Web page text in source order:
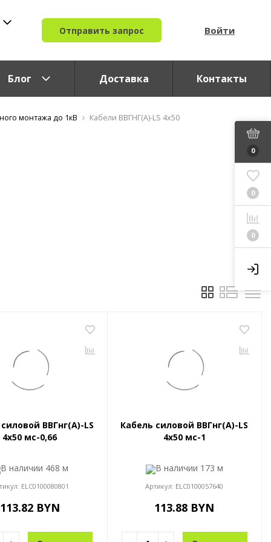
Отправить запрос Войти
Блог Доставка Контакты
0
0
0
монтажа до 1кВ Кабели ВВГНГ(A)-LS 4x50
ВВГнг(A)-LS
4x50 мс-0,66
В наличии 468 м
ELC0100080801
113.82 BYN
Кабель силовой ВВГнг(A)-LS
4x50 мс-1
В наличии 173 м
Артикул: ELC0100057640
113.88 BYN